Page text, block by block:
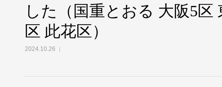
した（国重とおる 大阪5区
区 此花区）
2024.10.26